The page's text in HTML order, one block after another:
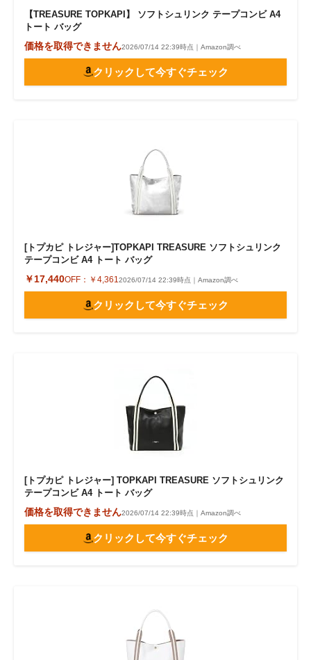
【TREASURE TOPKAPI】 ソフトシュリンク テープコンビ A4
トート バッグ
価格を取得できません2026/07/14 22:39時点｜Amazon調べ
クリックして今すぐチェック
[トプカピ トレジャー]TOPKAPI TREASURE ソフトシュリンク
テープコンビ A4 トート バッグ
￥17,440OFF： ￥4,3612026/07/14 22:39時点｜Amazon調べ
クリックして今すぐチェック
[トプカピ トレジャー] TOPKAPI TREASURE ソフトシュリンク
テープコンビ A4 トート バッグ
価格を取得できません2026/07/14 22:39時点｜Amazon調べ
クリックして今すぐチェック